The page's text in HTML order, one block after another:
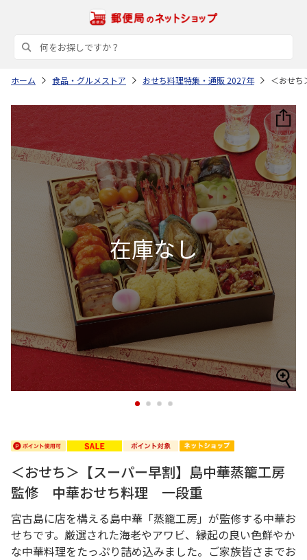
ホーム 食品・グルメストア おせち料理特集・通販 2027年 ＜おせ
1 2 3 4
＜おせち＞【スーパー早割】島中華蒸籠工房
監修 中華おせち料理 一段重
宮古島に店を構える島中華「蒸籠工房」が監修する中華お
せちです。厳選された海老やアワビ、縁起の良い色鮮やか
な中華料理をたっぷり詰め込みました。ご家族皆さまでお